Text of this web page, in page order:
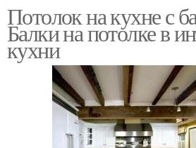
Потолок на кухне с
Балки на потолке в
кухни